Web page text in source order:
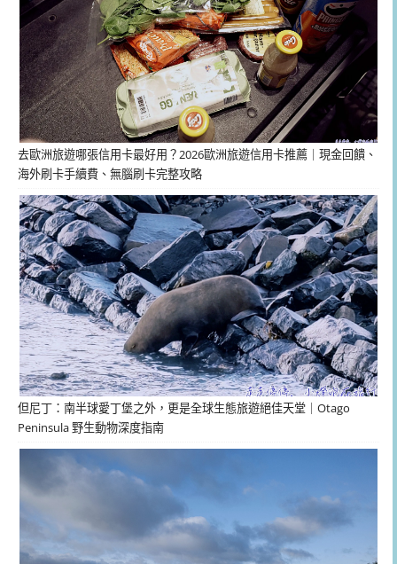
去歐洲旅遊哪張信用卡最好用？2026歐洲旅遊信用卡推薦｜現金回饋、
海外刷卡手續費、無腦刷卡完整攻略
但尼丁：南半球愛丁堡之外，更是全球生態旅遊絕佳天堂｜Otago
Peninsula 野生動物深度指南